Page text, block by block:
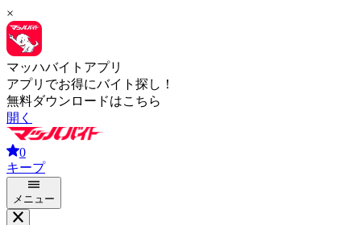
×
マッハバイトアプリ
アプリでお得にバイト探し！
無料ダウンロードはこちら
開く
0
キープ
メニュー